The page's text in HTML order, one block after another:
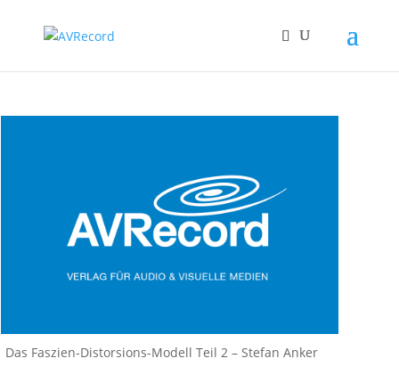
Das Faszien-Distorsions-Modell Teil 2 – Stefan Anker